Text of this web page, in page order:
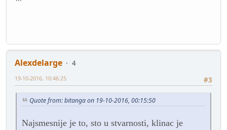
Alexdelarge
4
#3
19-10-2016, 10:46:25
Quote from: bitanga on 19-10-2016, 00:15:50
Najsmesnije je to, sto u stvarnosti, klinac je